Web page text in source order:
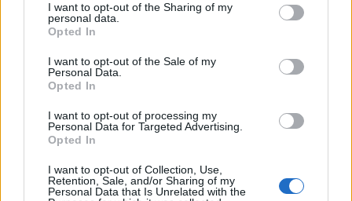
not limited to your visit or usage behaviour. You may click to
grant or deny consent to Google and its third-party tags to
use your data for below specified purposes in below Google
consent section.
I want to opt-out of the Sharing of my
personal data.
Opted In
I want to opt-out of the Sale of my
Personal Data.
Opted In
I want to opt-out of processing my
Personal Data for Targeted Advertising.
Opted In
I want to opt-out of Collection, Use,
Retention, Sale, and/or Sharing of my
Personal Data that Is Unrelated with the
Zsámboki Miklós•2010. február 12.
lett! Ellentétben a Városképp blog szülinapjával, ezt
megünnepeltük, ráadásul az ötvenedik adásban,
tűzzel játszunk Beton születésnapot!
Polgári lövöldék, hol polgárok
lövöldöztek